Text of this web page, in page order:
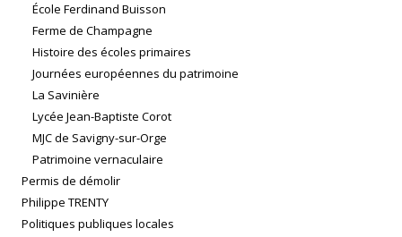
École Ferdinand Buisson
Ferme de Champagne
Histoire des écoles primaires
Journées européennes du patrimoine
La Savinière
Lycée Jean-Baptiste Corot
MJC de Savigny-sur-Orge
Patrimoine vernaculaire
Permis de démolir
Philippe TRENTY
Politiques publiques locales